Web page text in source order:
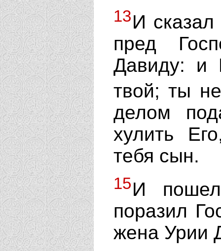
13И
пред
Давиду: и
твой; ты
делом
хулить
тебя сын.
15И
поразил
жена Урии